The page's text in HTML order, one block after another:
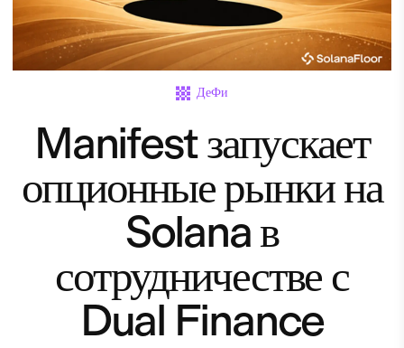
ДеФи
Manifest запускает
опционные рынки на
Solana в
сотрудничестве с
Dual Finance